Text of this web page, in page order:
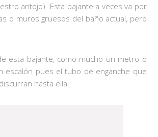
antojo). Esta bajante a veces va por
o muros gruesos del baño actual, pero
esta bajante, como mucho un metro o
escalón pues el tubo de enganche que
hasta ella.